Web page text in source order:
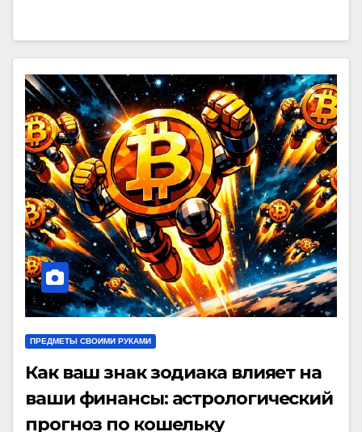
ПРЕДМЕТЫ СВОИМИ РУКАМИ
Как ваш знак зодиака влияет на
ваши финансы: астрологический
прогноз по кошельку